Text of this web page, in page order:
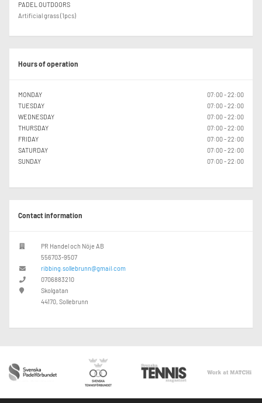
PADEL OUTDOORS
Artificial grass (1pcs)
Hours of operation
MONDAY
07:00 - 22:00
TUESDAY
07:00 - 22:00
WEDNESDAY
07:00 - 22:00
THURSDAY
07:00 - 22:00
FRIDAY
07:00 - 22:00
SATURDAY
07:00 - 22:00
SUNDAY
07:00 - 22:00
Contact information
PR Handel och Nöje AB
556703-9507
ribbing.sollebrunn@gmail.com
0706883210
Skolgatan
44170, Sollebrunn